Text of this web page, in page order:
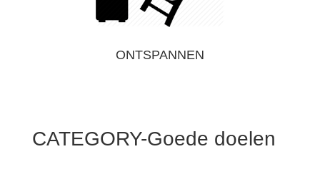
ONTSPANNEN
CATEGORY-Goede doelen